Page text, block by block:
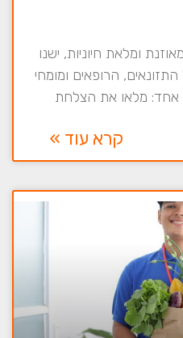
ומלאת חיוניות, ישנו
הרופאים ומומחי
אחד: מלאו את הצלחת
קרא עוד »